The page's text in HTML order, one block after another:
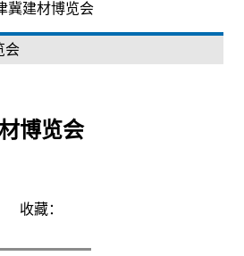
冀建材博览会
会
博览会
收藏：